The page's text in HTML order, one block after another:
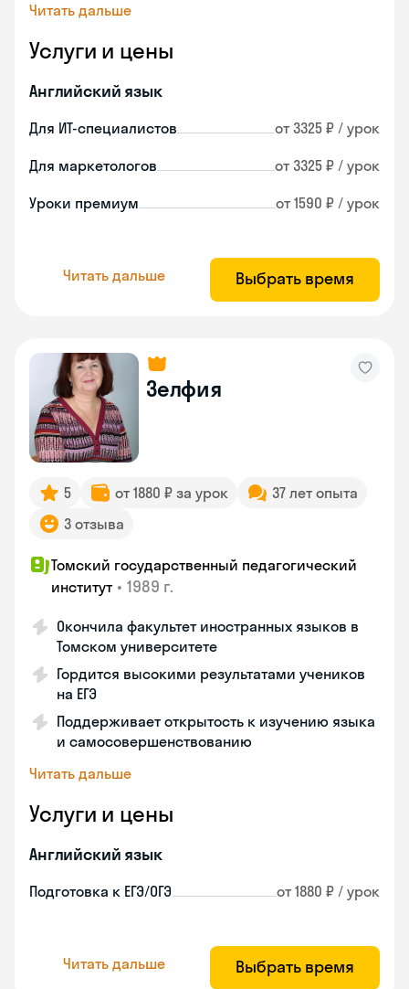
Читать дальше
Услуги и цены
Английский язык
Для ИТ-специалистов от 3325 ₽ / урок
Для маркетологов от 3325 ₽ / урок
Уроки премиум от 1590 ₽ / урок
Читать дальше Выбрать время
Зелфия
5 от 1880 ₽ за урок
37 лет опыта
3 отзыва
Томский государственный педагогический
институт • 1989 г.
Окончила факультет иностранных языков в
Томском университете
Гордится высокими результатами учеников
на ЕГЭ
Поддерживает открытость к изучению языка
и самосовершенствованию
Читать дальше
Услуги и цены
Английский язык
Подготовка к ЕГЭ/ОГЭ от 1880 ₽ / урок
Читать дальше Выбрать время